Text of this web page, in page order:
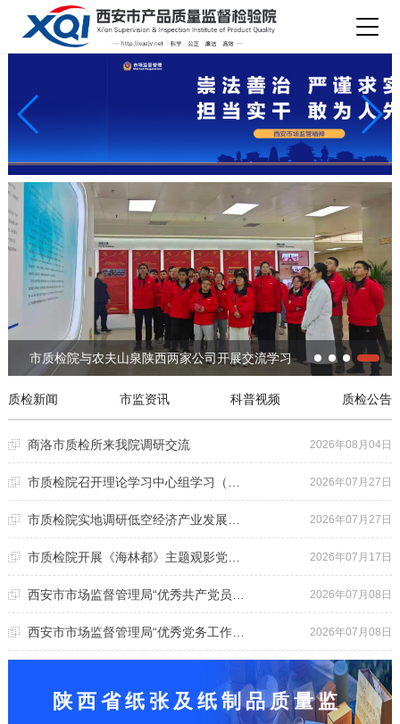
市质检院与农夫山泉陕西两家公司开展交流学习
市市场监管局副局长张军社到我院调研全年重点
工作
市质检院举办树立和践行正确政绩观学习教育读
书班开班式
市质检院工会委员会组织开展健步走活动
市质检院与农夫山泉陕西两家公司开展交流学习
质检新闻 市监资讯 科普视频 质检公告
商洛市质检所来我院调研交流 2026年08月04日
2026年07月27日
2026年07月27日
市质检院开展《海林都》主题观影党日活动 2026年07月17日
2026年07月08日
西安市市场监督管理局“优秀党务工作者”——郭王钊 2026年07月08日
陕西省纸张及纸制品质量监
陕西省阀门产品质量监督检
陕西省油气田用化学品质量
陕西省保温及阻燃产品质量
陕西省纸张及纸制品质量监